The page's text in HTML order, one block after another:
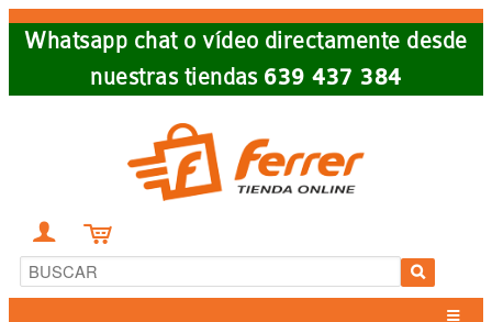
Skip
Whatsapp chat o vídeo directamente desde
nuestras tiendas 639 437 384
 